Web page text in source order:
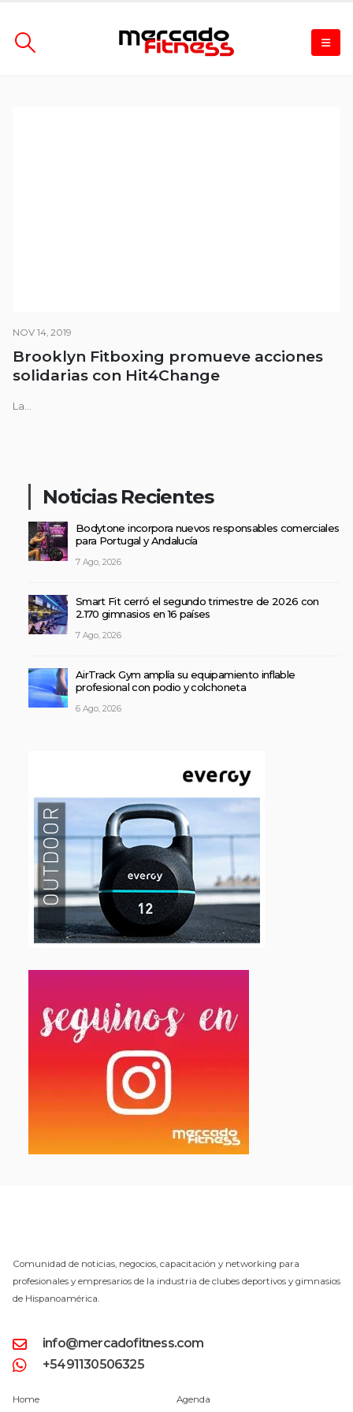
NOV 14, 2019
Brooklyn Fitboxing promueve acciones
solidarias con Hit4Change
La...
Noticias Recientes
Bodytone incorpora nuevos responsables comerciales
para Portugal y Andalucía
7 Ago, 2026
Smart Fit cerró el segundo trimestre de 2026 con
2.170 gimnasios en 16 países
7 Ago, 2026
AirTrack Gym amplía su equipamiento inflable
profesional con podio y colchoneta
6 Ago, 2026
Comunidad de noticias, negocios, capacitación y networking para
profesionales y empresarios de la industria de clubes deportivos y gimnasios
de Hispanoamérica.
info@mercadofitness.com
+5491130506325
Home Agenda